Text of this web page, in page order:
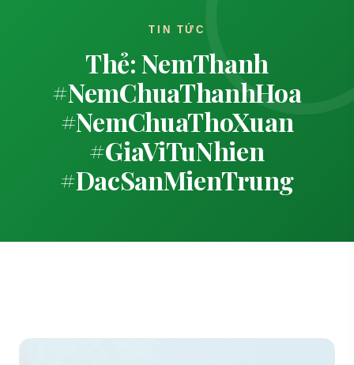
TIN TỨC
Thẻ: NemThanh
#NemChuaThanhHoa
#NemChuaThoXuan
#GiaViTuNhien
#DacSanMienTrung